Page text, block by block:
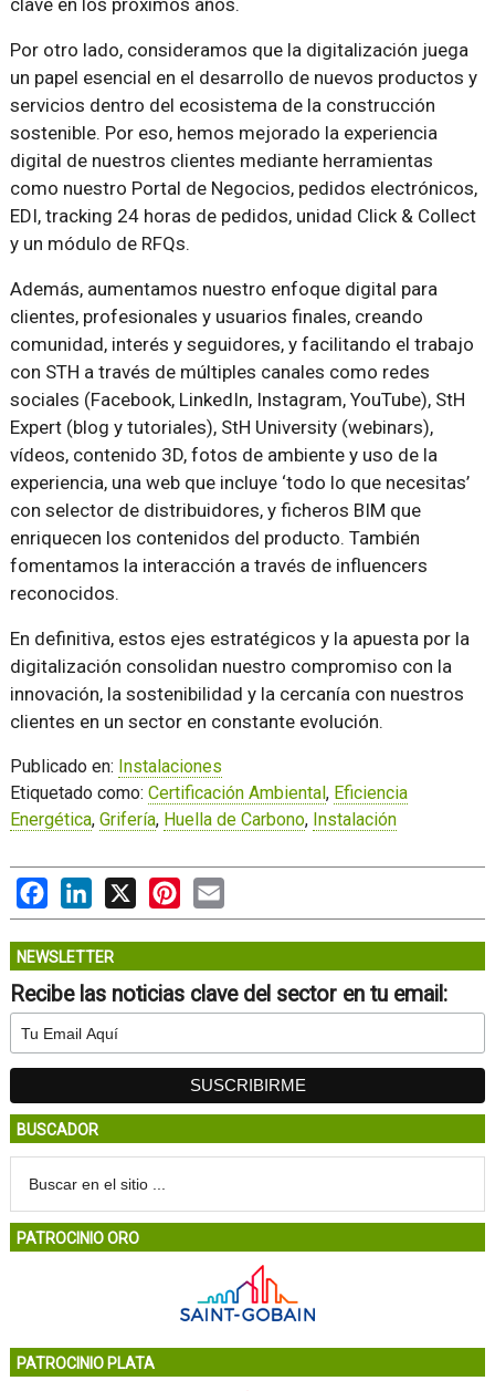
clave en los próximos años.
Por otro lado, consideramos que la digitalización juega
un papel esencial en el desarrollo de nuevos productos y
servicios dentro del ecosistema de la construcción
sostenible. Por eso, hemos mejorado la experiencia
digital de nuestros clientes mediante herramientas
como nuestro Portal de Negocios, pedidos electrónicos,
EDI, tracking 24 horas de pedidos, unidad Click & Collect
y un módulo de RFQs.
Además, aumentamos nuestro enfoque digital para
clientes, profesionales y usuarios finales, creando
comunidad, interés y seguidores, y facilitando el trabajo
con STH a través de múltiples canales como redes
sociales (Facebook, LinkedIn, Instagram, YouTube), StH
Expert (blog y tutoriales), StH University (webinars),
vídeos, contenido 3D, fotos de ambiente y uso de la
experiencia, una web que incluye ‘todo lo que necesitas’
con selector de distribuidores, y ficheros BIM que
enriquecen los contenidos del producto. También
fomentamos la interacción a través de influencers
reconocidos.
En definitiva, estos ejes estratégicos y la apuesta por la
digitalización consolidan nuestro compromiso con la
innovación, la sostenibilidad y la cercanía con nuestros
clientes en un sector en constante evolución.
Publicado en: Instalaciones
Etiquetado como: Certificación Ambiental , Eficiencia
Energética, Grifería, Huella de Carbono, Instalación
FacebookLinkedIn Pinterest
NEWSLETTER
Recibe las noticias clave del sector en tu email:
BUSCADOR
PATROCINIO ORO
PATROCINIO PLATA